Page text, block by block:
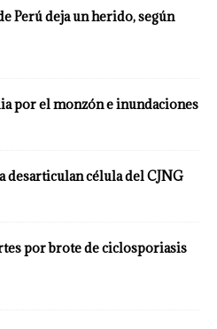
Perú deja un herido, según
por el monzón e inundaciones
desarticulan célula del CJNG
por brote de ciclosporiasis